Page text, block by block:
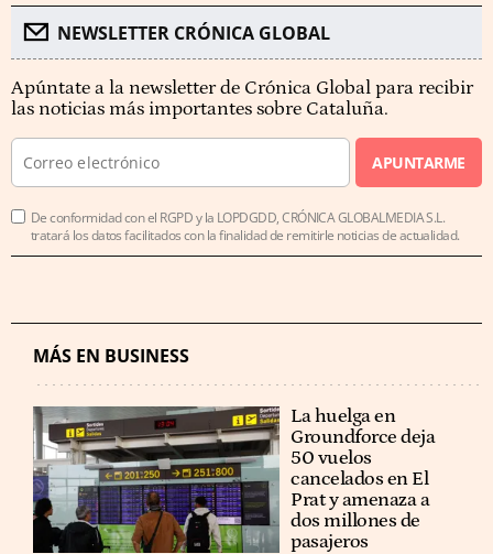
NEWSLETTER CRÓNICA GLOBAL
Apúntate a la newsletter de Crónica Global para recibir
las noticias más importantes sobre Cataluña.
APUNTARME
De conformidad con el RGPD y la LOPDGDD, CRÓNICA GLOBALMEDIA S.L.
tratará los datos facilitados con la finalidad de remitirle noticias de actualidad.
MÁS EN BUSINESS
La huelga en
Groundforce deja
50 vuelos
cancelados en El
Prat y amenaza a
dos millones de
pasajeros